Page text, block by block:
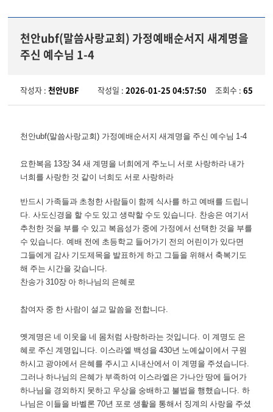
천안ubf(말씀사랑교회) 가정예배순서지 새계명을
주신 예수님 1-4
작성자 :천안UBF 작성일 :2026-01-25 04:57:50 조회수 : 65
천안ubf(말씀사랑교회) 가정예배순서지 새계명을 주신 예수님 1-4
요한복음 13장34새 계명을 너희에게 주노니 서로 사랑하라 내가
너희를 사랑한 것 같이 너희도 서로 사랑하라
반드시 가족들과 초청한 사람들이 함께 식사를 하고 예배를 드립니
다.사도신경을 할 수도 있고 생략할 수도 있습니다. 찬송은 여기서
추천한 것을 부를 수 있고 복음성가 중에 가정에서 선택한 것을 부를
수 있습니다.예배 전에 초등학교 들어가기 전의 어린이가 있다면
그들에게 감사 기도제목을 발표하게 하고 그들을 위해서 축복기도
해 주는 시간을 갖습니다.
찬송가310장 아 하나님의 은혜로
참여자 중 한 사람이 설교 말씀을 전합니다.
옛계명은 네 이웃을 네 몸처럼 사랑하라는 것입니다. 이 계명도 은
혜로 주신 계명입니다. 이스라엘 백성을430년 노예살이에서 구원
하시고 광야에서 은혜를 주시고 시내산에서 이 계명을 주셨습니다.
그러나 하나님의 은혜가 부족하여 이스라엘은 가나안 땅에 들어가
하나님을 경외하지 못하고 우상을 숭배하고 불법을 행했습니다.하
나님은 이들을 바벨론70년 포로 생활을 통해서 징계의 사랑을 주셨